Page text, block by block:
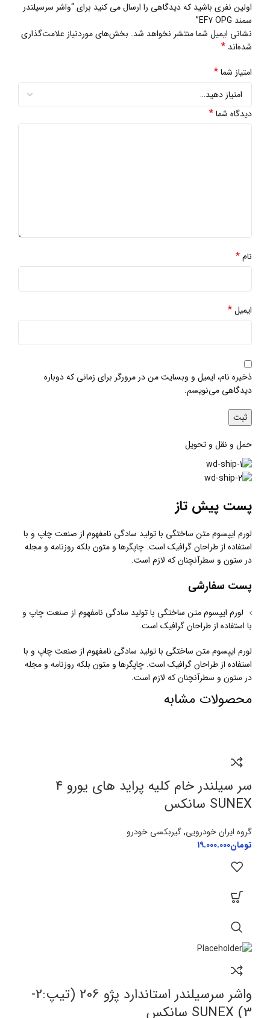
اولین نفری باشید که دیدگاهی را ارسال می کنید برای “واشر سرسیلندر
سمند EF7 OPG”
نشانی ایمیل شما منتشر نخواهد شد. بخش‌های موردنیاز علامت‌گذاری
شده‌اند *
امتیاز شما*
دیدگاه شما*
نام*
ایمیل*
ذخیره نام، ایمیل و وبسایت من در مرورگر برای زمانی که دوباره
دیدگاهی می‌نویسم.
حمل و نقل و تحویل
پست پیش تاز
لورم ایپسوم متن ساختگی با تولید سادگی نامفهوم از صنعت چاپ و با
استفاده از طراحان گرافیک است. چاپگرها و متون بلکه روزنامه و مجله
در ستون و سطرآنچنان که لازم است.
پست سفارشی
لورم ایپسوم متن ساختگی با تولید سادگی نامفهوم از صنعت چاپ و
با استفاده از طراحان گرافیک است.
لورم ایپسوم متن ساختگی با تولید سادگی نامفهوم از صنعت چاپ و با
استفاده از طراحان گرافیک است. چاپگرها و متون بلکه روزنامه و مجله
در ستون و سطرآنچنان که لازم است.
محصولات مشابه
سر سیلندر خام کلیه پراید های یورو 4
SUNEX سانکس
گروه ایران خودرویی,گیربکسی خودرو
تومان۱۹.۰۰۰.۰۰۰
واشر سرسیلندر استاندارد پژو 206 (تیپ:2-
3) SUNEX سانکس